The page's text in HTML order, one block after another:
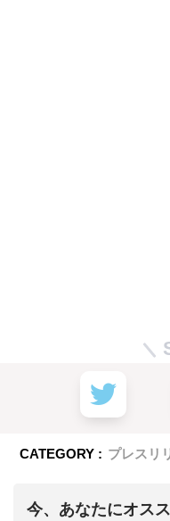
CATEGORY : プレスリ
今、あなたにオス